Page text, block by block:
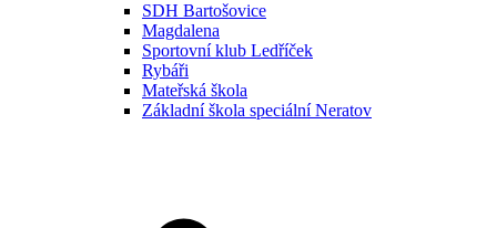
SDH Bartošovice
Magdalena
Sportovní klub Ledříček
Rybáři
Mateřská škola
Základní škola speciální Neratov